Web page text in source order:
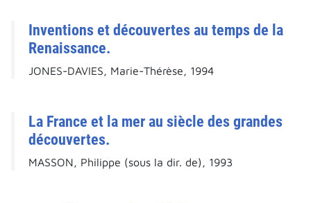
Inventions et découvertes au temps de la
Renaissance.
JONES-DAVIES, Marie-Thérèse, 1994
La France et la mer au siècle des grandes
découvertes.
MASSON, Philippe (sous la dir. de), 1993